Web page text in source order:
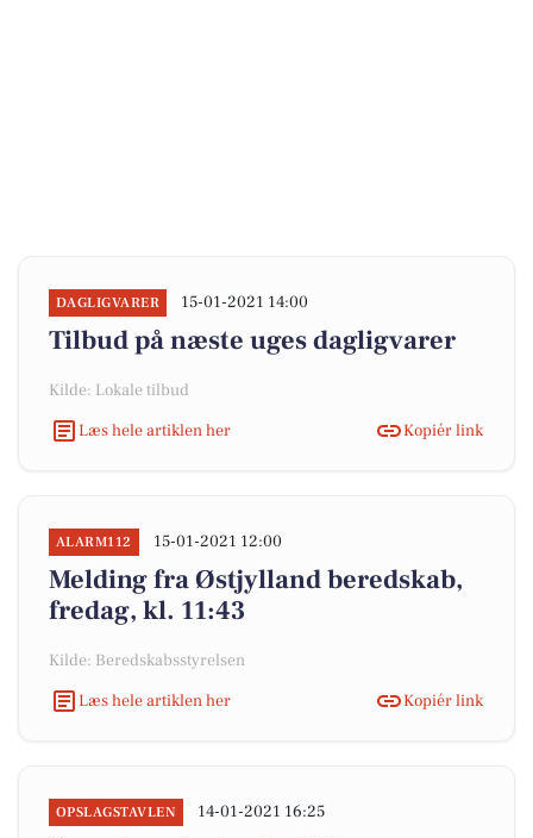
DAGLIGVARER 15-01-2021 14:00
Tilbud på næste uges dagligvarer
Kilde: Lokale tilbud
Læs hele artiklen her
Kopiér link
ALARM112 15-01-2021 12:00
Melding fra Østjylland beredskab,
fredag, kl. 11:43
Kilde: Beredskabsstyrelsen
Læs hele artiklen her
Kopiér link
OPSLAGSTAVLEN 14-01-2021 16:25